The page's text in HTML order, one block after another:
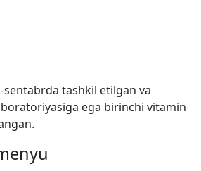
sentabrda tashkil etilgan va
ega birinchi vitamin